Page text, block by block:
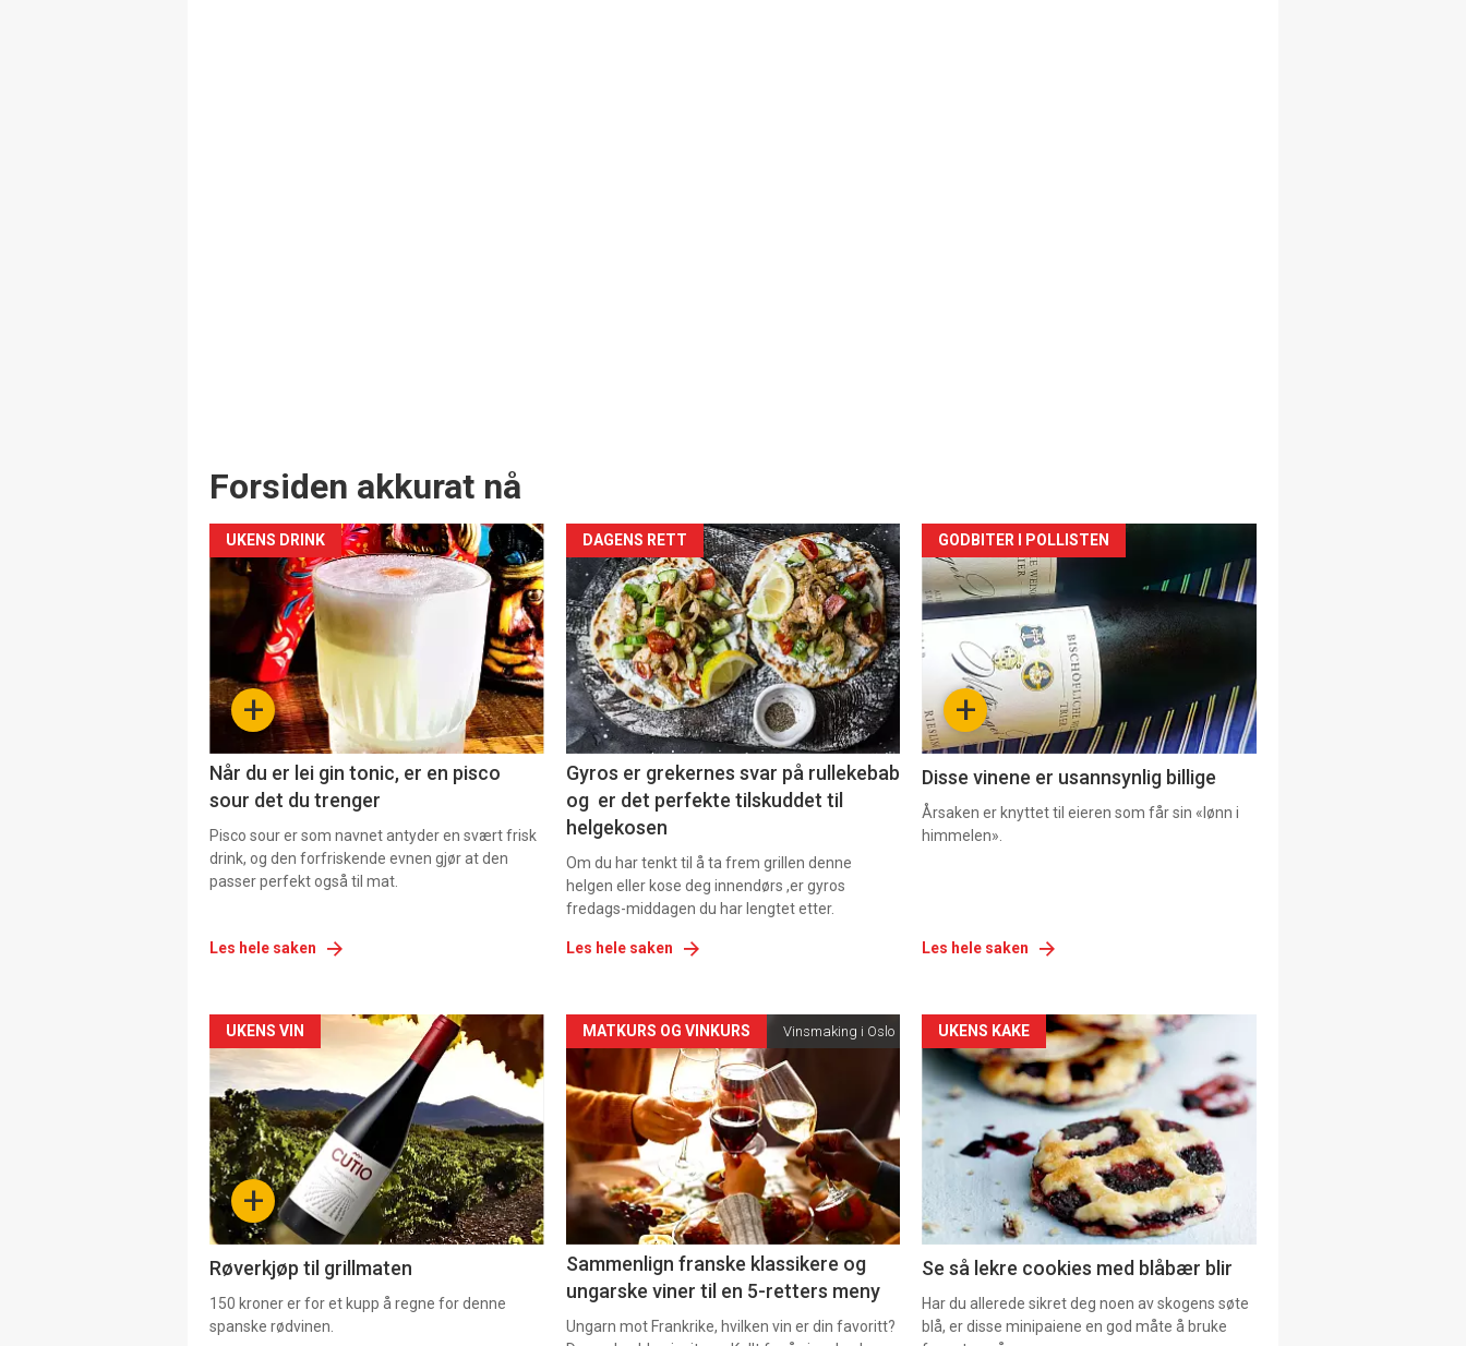
Forsiden akkurat nå
+
UKENS DRINK
Når du er lei gin tonic, er en pisco
sour det du trenger
Pisco sour er som navnet antyder en svært frisk
drink, og den forfriskende evnen gjør at den
passer perfekt også til mat.
Les hele saken
Forsiden
akkurat
nå
-
2
DAGENS RETT
Gyros er grekernes svar på rullekebab
og er det perfekte tilskuddet til
helgekosen
Om du har tenkt til å ta frem grillen denne
helgen eller kose deg innendørs ,er gyros
fredags-middagen du har lengtet etter.
Les hele saken
Forsiden
akkurat
nå
3 +
GODBITER I POLLISTEN
Disse vinene er usannsynlig billige
Årsaken er knyttet til eieren som får sin «lønn i
himmelen».
Les hele saken
Forsiden
akkurat
nå
-
4 +
UKENS VIN
Røverkjøp til grillmaten
150 kroner er for et kupp å regne for denne
spanske rødvinen.
Forsiden
akkurat
nå
-
5
MATKURS OG VINKURS Vinsmaking i Oslo
Sammenlign franske klassikere og
ungarske viner til en 5-retters meny
Ungarn mot Frankrike, hvilken vin er din favoritt?
Forsiden
akkurat
nå
6
UKENS KAKE
Se så lekre cookies med blåbær blir
Har du allerede sikret deg noen av skogens søte
blå, er disse minipaiene en god måte å bruke